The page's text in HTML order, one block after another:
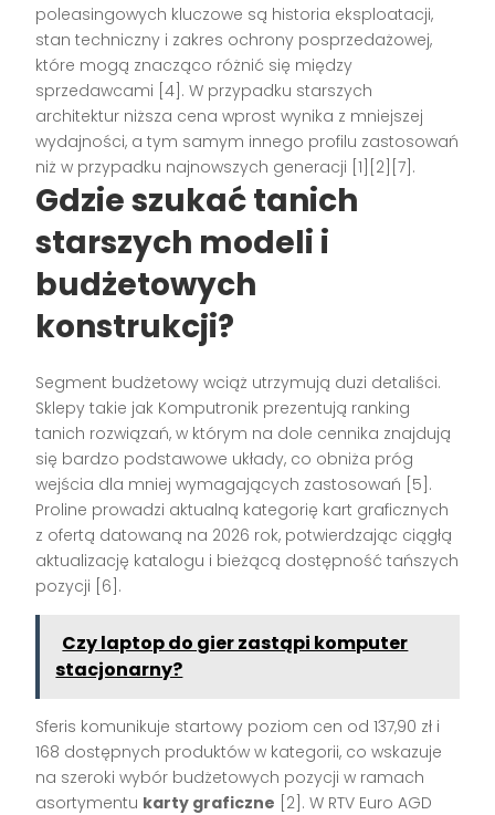
poleasingowych kluczowe są historia eksploatacji,
stan techniczny i zakres ochrony posprzedażowej,
które mogą znacząco różnić się między
sprzedawcami [4]. W przypadku starszych
architektur niższa cena wprost wynika z mniejszej
wydajności, a tym samym innego profilu zastosowań
niż w przypadku najnowszych generacji [1][2][7].
Gdzie szukać tanich
starszych modeli i
budżetowych
konstrukcji?
Segment budżetowy wciąż utrzymują duzi detaliści.
Sklepy takie jak Komputronik prezentują ranking
tanich rozwiązań, w którym na dole cennika znajdują
się bardzo podstawowe układy, co obniża próg
wejścia dla mniej wymagających zastosowań [5].
Proline prowadzi aktualną kategorię kart graficznych
z ofertą datowaną na 2026 rok, potwierdzając ciągłą
aktualizację katalogu i bieżącą dostępność tańszych
pozycji [6].
Czy laptop do gier zastąpi komputer
stacjonarny?
Sferis komunikuje startowy poziom cen od 137,90 zł i
168 dostępnych produktów w kategorii, co wskazuje
na szeroki wybór budżetowych pozycji w ramach
asortymentu karty graficzne [2]. W RTV Euro AGD